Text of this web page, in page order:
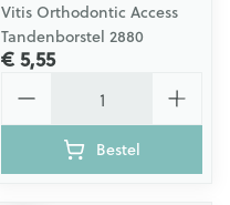
Vitis Orthodontic Access
Tandenborstel 2880
€ 5,55
Bestel